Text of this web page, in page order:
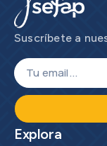
Suscríbete a
Explora